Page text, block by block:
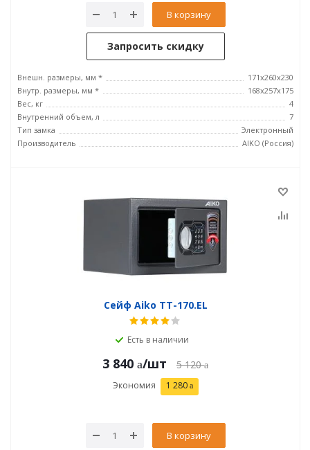
В корзину
Запросить скидку
Внешн. размеры, мм *
171x260x230
Внутр. размеры, мм *
168x257x175
Вес, кг
4
Внутренний объем, л
7
Тип замка
Электронный
Производитель
AIKO (Россия)
Сейф Aiko ТТ-170.EL
Есть в наличии
3 840 /шт 5 120
Экономия 1 280
В корзину